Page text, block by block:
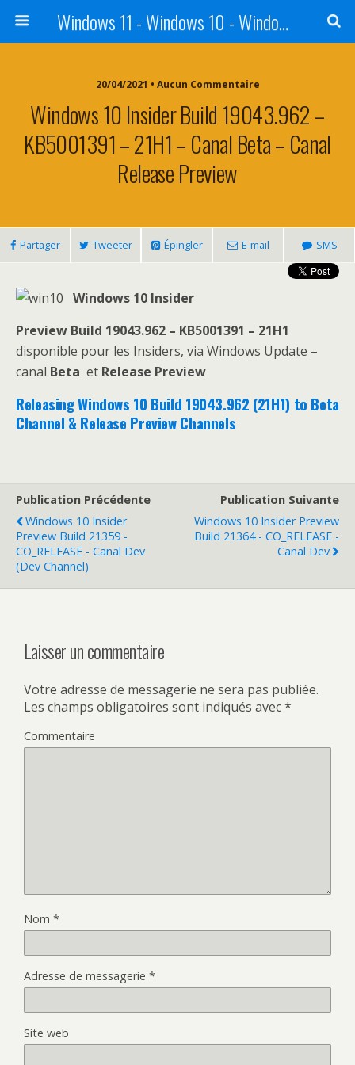
Windows 11 - Windows 10 - Windows 8 - Windows 7 - VISTA
20/04/2021 • Aucun Commentaire
Windows 10 Insider Build 19043.962 –
KB5001391 – 21H1 – Canal Beta – Canal
Release Preview
Partager Tweeter Épingler E-mail SMS
Windows 10 Insider
Preview Build 19043.962 – KB5001391 – 21H1
disponible pour les Insiders, via Windows Update –
canal Beta et Release Preview
Releasing Windows 10 Build 19043.962 (21H1) to Beta
Channel & Release Preview Channels
Publication Précédente
Windows 10 Insider
Preview Build 21359 -
CO_RELEASE - Canal Dev
(Dev Channel)
Publication Suivante
Windows 10 Insider Preview
Build 21364 - CO_RELEASE -
Canal Dev
Laisser un commentaire
Votre adresse de messagerie ne sera pas publiée.
Les champs obligatoires sont indiqués avec*
Commentaire
Nom *
Adresse de messagerie *
Site web